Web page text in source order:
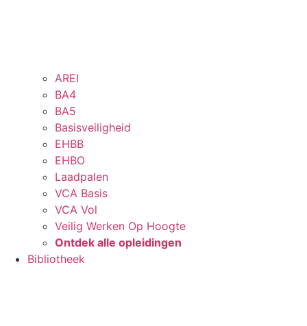
AREI
BA4
BA5
Basisveiligheid
EHBB
EHBO
Laadpalen
VCA Basis
VCA Vol
Veilig Werken Op Hoogte
Ontdek alle opleidingen
Bibliotheek